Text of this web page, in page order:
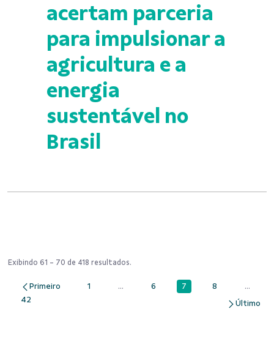
acertam parceria
para impulsionar a
agricultura e a
energia
sustentável no
Brasil
Exibindo 61 - 70 de 418 resultados.
Página
1 ...Páginas intermediárias Usar ABA para
Página
6 Página
7 Página
8 ...
Página
42